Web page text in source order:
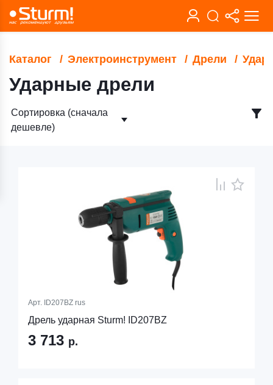
Каталог Электроинструмент Дрели
Ударные дрели
Сортировка (сначала
дешевле)
Арт. ID207BZ rus
Дрель ударная Sturm! ID207BZ
3 713 р.